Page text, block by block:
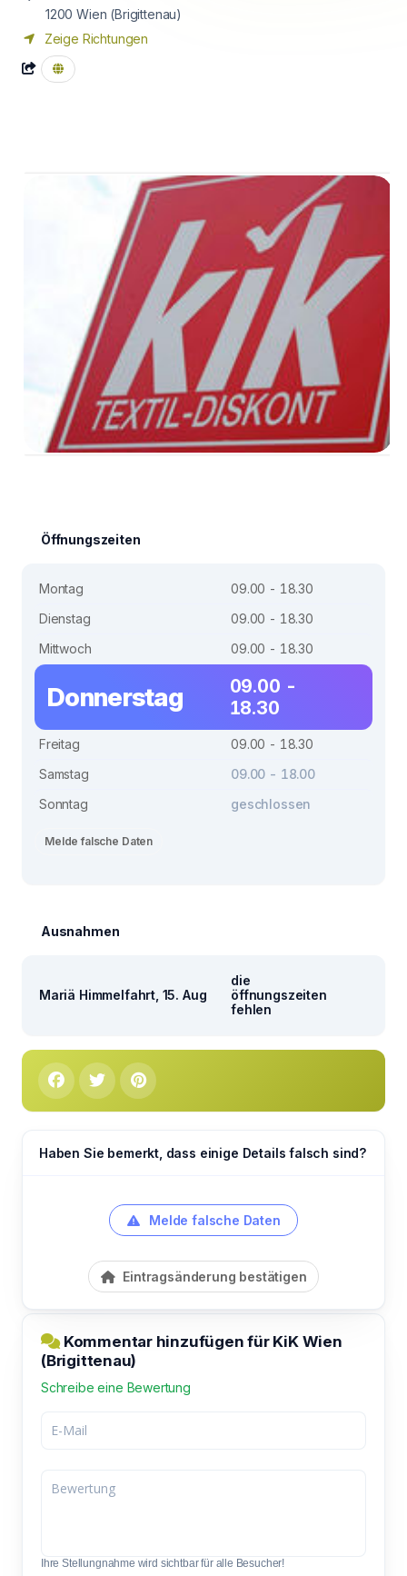
1200 Wien (Brigittenau)
Zeige Richtungen
Öffnungszeiten
Montag
09.00 - 18.30
Dienstag
09.00 - 18.30
Mittwoch
09.00 - 18.30
Donnerstag
09.00 -
18.30
Freitag
09.00 - 18.30
Samstag
09.00 - 18.00
Sonntag
geschlossen
Melde falsche Daten
Ausnahmen
Mariä Himmelfahrt, 15. Aug
die
öffnungszeiten
fehlen
Haben Sie bemerkt, dass einige Details falsch sind?
Melde falsche Daten
Eintragsänderung bestätigen
Kommentar hinzufügen für KiK Wien
(Brigittenau)
Schreibe eine Bewertung
Ihre Stellungnahme wird sichtbar für alle Besucher!